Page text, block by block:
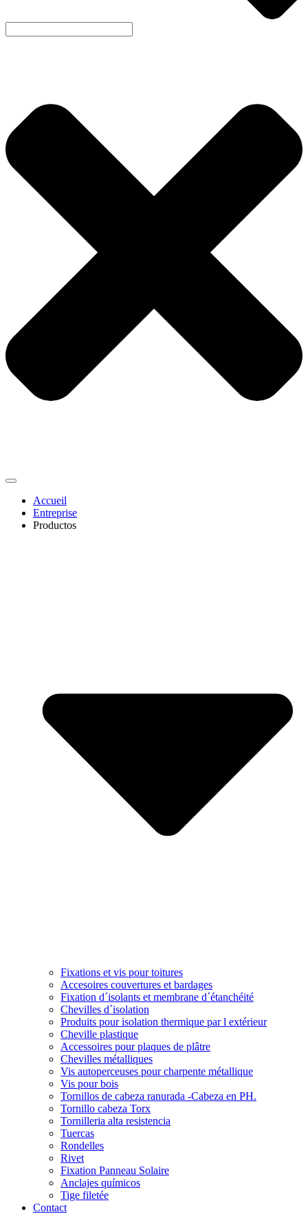
Accueil
Entreprise
Productos
Fixations et vis pour toitures
Accesoires couvertures et bardages
Fixation d´isolants et membrane d´étanchéité
Chevilles d´isolation
Produits pour isolation thermique par l extérieur
Cheville plastique
Accessoires pour plaques de plâtre
Chevilles métalliques
Vis autoperceuses pour charpente métallique
Vis pour bois
Tornillos de cabeza ranurada -Cabeza en PH.
Tornillo cabeza Torx
Tornilleria alta resistencia
Tuercas
Rondelles
Rivet
Fixation Panneau Solaire
Anclajes químicos
Tige filetée
Contact